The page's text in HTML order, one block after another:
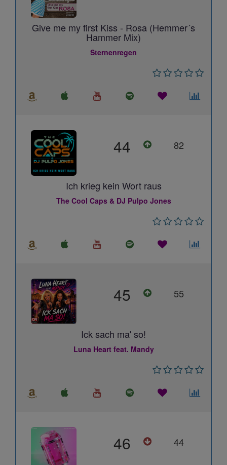
Give me my first Kiss - Rosa (Hemmer´s
Hammer Mix)
Sternenregen
44 82
Ich krieg kein Wort raus
The Cool Caps & DJ Pulpo Jones
45 55
Ick sach ma' so!
Luna Heart feat. Mandy
46 44